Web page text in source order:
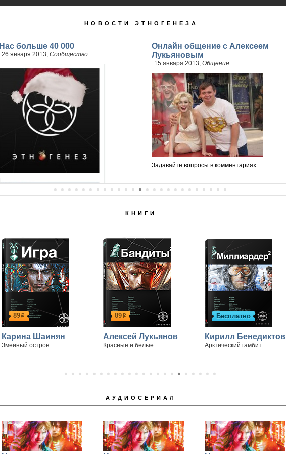
НОВОСТИ ЭТНОГЕНЕЗА
Нас больше 40 000
26 января 2013, Сообщество
Спасибо, что вы с нами.
Онлайн общение с Алексеем
Лукьяновым
15 января 2013, Общение
Задавайте вопросы в комментариях
КНИГИ
89р
Карина Шаинян
Змеиный остров
89р
Алексей Лукьянов
Красные и белые
Бесплатно
Кирилл Бенедиктов
Арктический гамбит
АУДИОСЕРИАЛ